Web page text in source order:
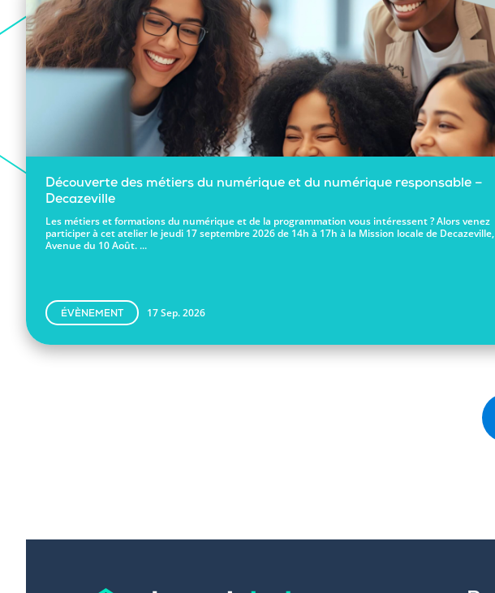
Découverte des métiers du numérique et du numérique responsable –
Decazeville
Les métiers et formations du numérique et de la programmation vous intéressent ? Alors venez
participer à cet atelier le jeudi 17 septembre 2026 de 14h à 17h à la Mission locale de Decazeville,
Avenue du 10 Août. ...
ÉVÈNEMENT 17 Sep. 2026